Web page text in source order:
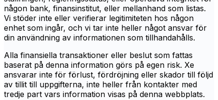
någon bank, finansinstitut, eller mellanhand som listas.
Vi stöder inte eller verifierar legitimiteten hos någon
enhet som ingår, och vi tar inte heller något ansvar för
din användning av informationen som tillhandahålls.
Alla finansiella transaktioner eller beslut som fattas
baserat på denna information görs på egen risk. Xe
ansvarar inte för förlust, fördröjning eller skador till följd
av tillit till uppgifterna, inte heller från kontakter med
tredje part vars information visas på denna webbplats.